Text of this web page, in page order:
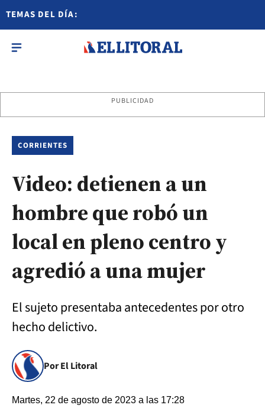
TEMAS DEL DÍA:
PUBLICIDAD
CORRIENTES
Video: detienen a un
hombre que robó un
local en pleno centro y
agredió a una mujer
El sujeto presentaba antecedentes por otro
hecho delictivo.
Por El Litoral
Martes, 22 de agosto de 2023 a las 17:28